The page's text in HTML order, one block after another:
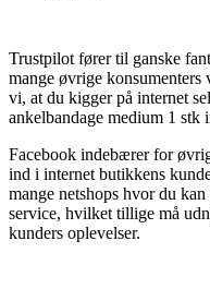
Trustpilot fører til ganske
mange øvrige
vi, at du kigger på internet
ankelbandage medium 1 stk
Facebook indebærer for
ind i internet butikkens
mange netshops hvor du
service, hvilket tillige må
kunders oplevelser.